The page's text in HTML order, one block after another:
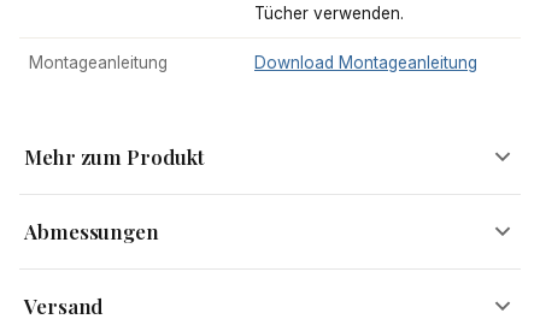
Tücher verwenden.
Montageanleitung Download Montageanleitung
Mehr zum Produkt
Moderne Wandgarderobe aus Akazie Massivholz –
funktional, stilvoll und handgefertigt.
Abmessungen
Versand